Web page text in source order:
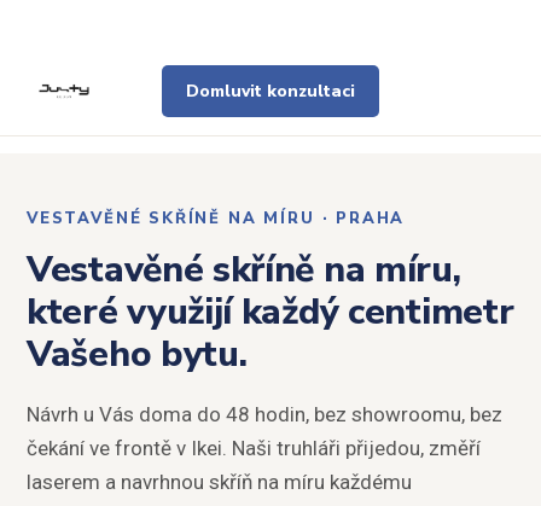
Domluvit konzultaci
VESTAVĚNÉ SKŘÍNĚ NA MÍRU · PRAHA
Vestavěné skříně na míru,
které využijí každý centimetr
Vašeho bytu.
Návrh u Vás doma do 48 hodin, bez showroomu, bez
čekání ve frontě v Ikei. Naši truhláři přijedou, změří
laserem a navrhnou skříň na míru každému